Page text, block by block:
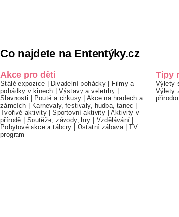
Co najdete na Ententýky.cz
Akce pro děti
Stálé expozice | Divadelní pohádky | Filmy a
pohádky v kinech |Výstavy a veletrhy |
Slavnosti | Poutě a cirkusy | Akce na hradech a
zámcích | Karnevaly, festivaly, hudba, tanec |
Tvořivé aktivity |Sportovní aktivity |Aktivity v
přírodě | Soutěže, závody, hry | Vzdělávání |
Pobytové akce a tábory | Ostatní zábava |TV
program
Tipy
Výlety
Výlety